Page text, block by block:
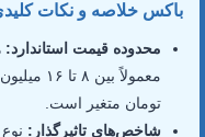
باکس خلاصه و نکات
محدوده قیمت استاندارد:
تومان متغیر است.
شاخص‌های تاثیرگذار: